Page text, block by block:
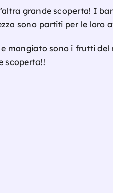
grande scoperta! I
sono partiti per le loro
mangiato sono i frutti
scoperta!!